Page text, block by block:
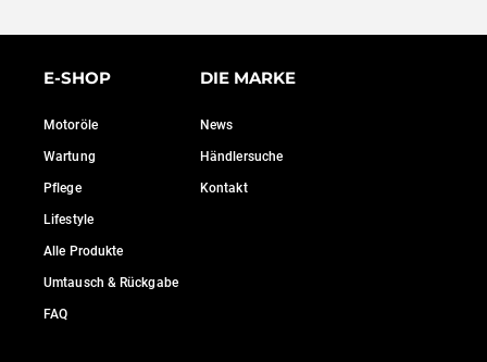
E-SHOP
Motoröle
Wartung
Pflege
Lifestyle
Alle Produkte
Umtausch & Rückgabe
FAQ
DIE MARKE
News
Händlersuche
Kontakt